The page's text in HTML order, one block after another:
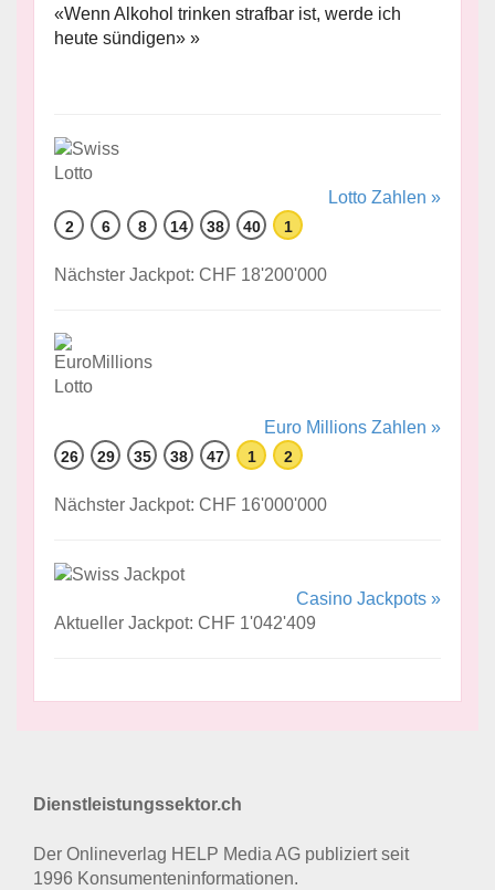
«Wenn Alkohol trinken strafbar ist, werde ich
heute sündigen» »
Lotto Zahlen »
2 6 8 14 38 40 1
Nächster Jackpot: CHF 18'200'000
Euro Millions Zahlen »
26 29 35 38 47 1 2
Nächster Jackpot: CHF 16'000'000
Casino Jackpots »
Aktueller Jackpot: CHF 1'042'409
Dienstleistungssektor.ch
Der Onlineverlag HELP Media AG publiziert seit
1996 Konsumenten­informationen.